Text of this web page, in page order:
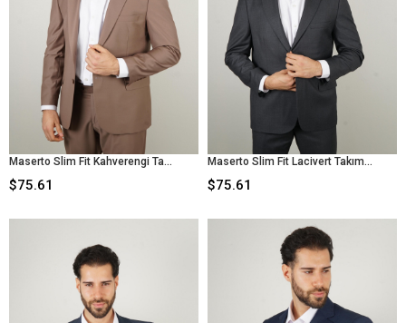
Maserto Slim Fit Kahverengi Takım Elbise Düz Desenli
$75.61
Maserto Slim Fit Lacivert Takım Elbise Düz Desenli
$75.61